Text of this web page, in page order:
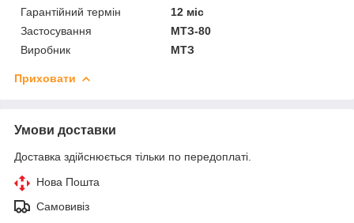
Гарантійний термін
12 міс
Застосування
МТЗ-80
Виробник
МТЗ
Приховати
Умови доставки
Доставка здійснюється тільки по передоплаті.
Нова Пошта
Самовивіз